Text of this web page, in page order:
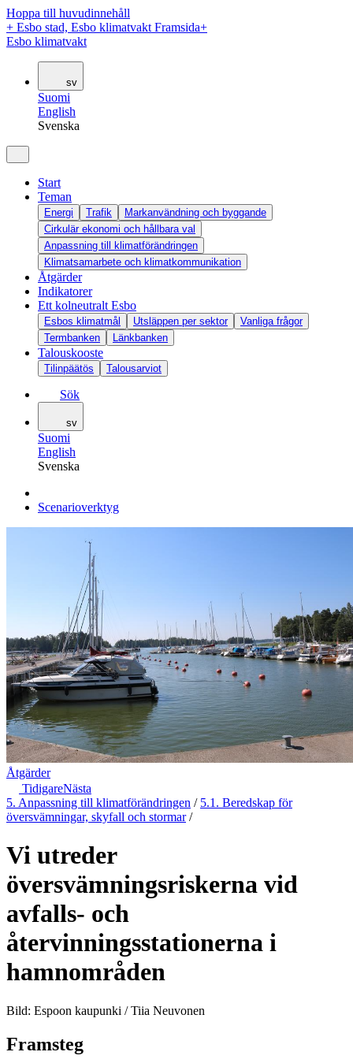
Hoppa till huvudinnehåll
+ Esbo stad, Esbo klimatvakt Framsida+
Esbo klimatvakt
sv
Suomi
English
Svenska
Start
Teman
Energi Trafik
Markanvändning och byggande
Cirkulär ekonomi och hållbara val
Anpassning till klimatförändringen
Klimatsamarbete och klimatkommunikation
Åtgärder
Indikatorer
Ett kolneutralt Esbo
Esbos klimatmål Utsläppen per sektor
Vanliga frågor
Termbanken
Länkbanken
Talouskooste
Tilinpäätös Talousarviot
Sök
sv
Suomi
English
Svenska
Scenarioverktyg
Åtgärder
TidigareNästa
5. Anpassning till klimatförändringen / 5.1. Beredskap för
översvämningar, skyfall och stormar/
Vi utreder
översvämningsriskerna vid
avfalls- och
återvinningsstationerna i
hamnområden
Bild: Espoon kaupunki / Tiia Neuvonen
Framsteg